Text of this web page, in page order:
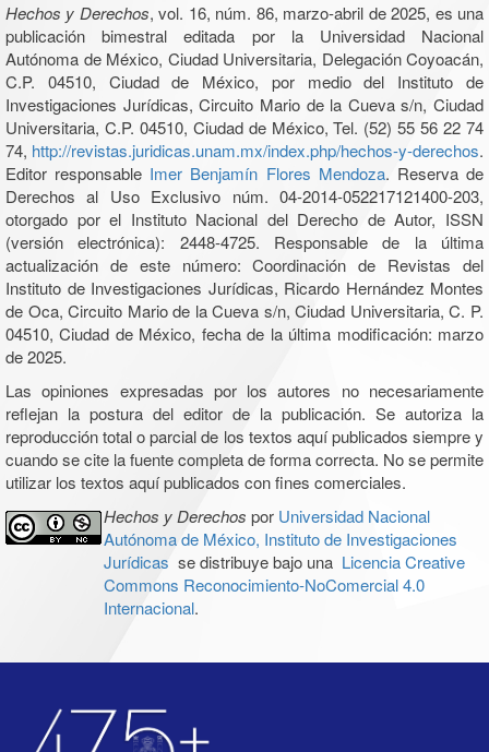
Hechos y Derechos, vol. 16, núm. 86, marzo-abril de 2025, es una
publicación bimestral editada por la Universidad Nacional
Autónoma de México, Ciudad Universitaria, Delegación Coyoacán,
C.P. 04510, Ciudad de México, por medio del Instituto de
Investigaciones Jurídicas, Circuito Mario de la Cueva s/n, Ciudad
Universitaria, C.P. 04510, Ciudad de México, Tel. (52) 55 56 22 74
74, http://revistas.juridicas.unam.mx/index.php/hechos-y-derechos.
Editor responsable Imer Benjamín Flores Mendoza. Reserva de
Derechos al Uso Exclusivo núm. 04-2014-052217121400-203,
otorgado por el Instituto Nacional del Derecho de Autor, ISSN
(versión electrónica): 2448-4725. Responsable de la última
actualización de este número: Coordinación de Revistas del
Instituto de Investigaciones Jurídicas, Ricardo Hernández Montes
de Oca, Circuito Mario de la Cueva s/n, Ciudad Universitaria, C. P.
04510, Ciudad de México, fecha de la última modificación: marzo
de 2025.
Las opiniones expresadas por los autores no necesariamente
reflejan la postura del editor de la publicación. Se autoriza la
reproducción total o parcial de los textos aquí publicados siempre y
cuando se cite la fuente completa de forma correcta. No se permite
utilizar los textos aquí publicados con fines comerciales.
Hechos y Derechos por Universidad Nacional
Autónoma de México, Instituto de Investigaciones
Jurídicas se distribuye bajo una Licencia Creative
Commons Reconocimiento-NoComercial 4.0
Internacional.